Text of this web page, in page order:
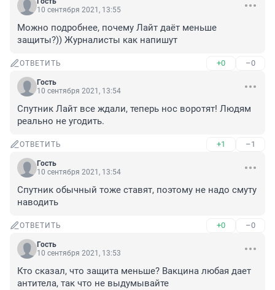
10 сентября 2021, 13:55
Можно подробнее, почему Лайт даёт меньше
защиты?)) Журналисты как напишут
ОТВЕТИТЬ +0 –0
Гость
10 сентября 2021, 13:54
Спутник Лайт все ждали, теперь нос воротят! Людям
реально не угодить.
ОТВЕТИТЬ +1 –1
Гость
10 сентября 2021, 13:54
Спутник обычный тоже ставят, поэтому не надо смуту
наводить
ОТВЕТИТЬ +0 –0
Гость
10 сентября 2021, 13:53
Кто сказал, что защита меньше? Вакцина любая дает
антитела, так что не выдумывайте